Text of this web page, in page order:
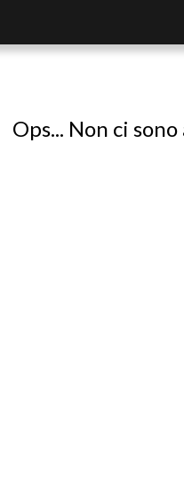
Ops... Non ci